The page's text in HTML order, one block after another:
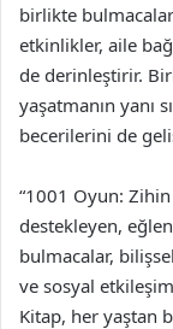
birlikte
etkinlikler, aile
de derinleştirir.
yaşatmanın yanı
becerilerini de
“1001 Oyun: Zihin
destekleyen,
bulmacalar,
ve sosyal
Kitap, her yaştan